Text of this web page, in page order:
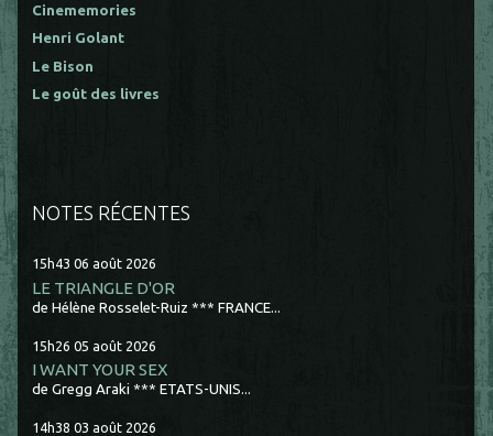
Cinememories
Henri Golant
Le Bison
Le goût des livres
NOTES RÉCENTES
15h43 06 août 2026
LE TRIANGLE D'OR
de Hélène Rosselet-Ruiz *** FRANCE...
15h26 05 août 2026
I WANT YOUR SEX
de Gregg Araki *** ETATS-UNIS...
14h38 03 août 2026